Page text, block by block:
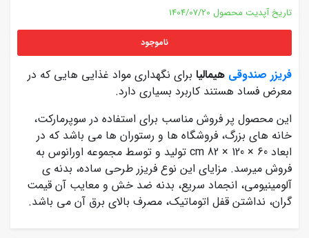
تاریخ آپدیت محصول 1404/07/20
ناموجود
فریزر صندوقی هیمالیا برای نگهداری مواد غذایی هایی که در
معرض فساد هستند کاربرد بسیاری دارد.
این محصول پر فروش مناسب برای استفاده در سوپرمارکت،
خانه های بزرگ، فروشگاه ها و رستوران ها می باشد که در
ابعاد 60 × 120 × 82 cm تولید و توسط مجموعه اورانوس به
فروش میرسد. مزایای این نوع فریزر طرحی ساده، بدنه ی
آلومینیومی، انجماد سریع، بدنه ضد خش و معایب آن قیمت
گران، نداشتن قفل اتوماتیک، مصرف بالای برق آن می باشد.